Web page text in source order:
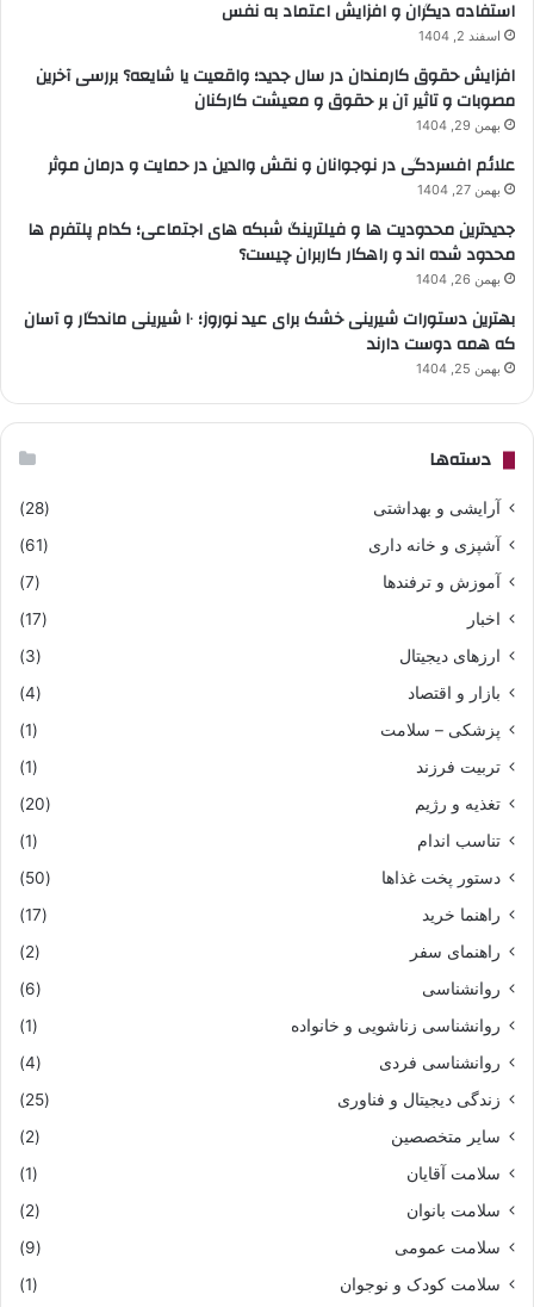
استفاده دیگران و افزایش اعتماد به نفس
اسفند 2, 1404
افزایش حقوق کارمندان در سال جدید؛ واقعیت یا شایعه؟ بررسی آخرین
مصوبات و تاثیر آن بر حقوق و معیشت کارکنان
بهمن 29, 1404
علائم افسردگی در نوجوانان و نقش والدین در حمایت و درمان موثر
بهمن 27, 1404
جدیدترین محدودیت ها و فیلترینگ شبکه های اجتماعی؛ کدام پلتفرم ها
محدود شده اند و راهکار کاربران چیست؟
بهمن 26, 1404
بهترین دستورات شیرینی خشک برای عید نوروز؛ ۱۰ شیرینی ماندگار و آسان
که همه دوست دارند
بهمن 25, 1404
دسته‌ها
آرایشی و بهداشتی
(28)
آشپزی و خانه داری
(61)
آموزش و ترفندها
(7)
اخبار
(17)
ارزهای دیجیتال
(3)
بازار و اقتصاد
(4)
پزشکی – سلامت
(1)
تربیت فرزند
(1)
تغذیه و رژیم
(20)
تناسب اندام
(1)
دستور پخت غذاها
(50)
راهنما خرید
(17)
راهنمای سفر
(2)
روانشناسی
(6)
روانشناسی زناشویی و خانواده
(1)
روانشناسی فردی
(4)
زندگی دیجیتال و فناوری
(25)
سایر متخصصین
(2)
سلامت آقایان
(1)
سلامت بانوان
(2)
سلامت عمومی
(9)
سلامت کودک و نوجوان
(1)